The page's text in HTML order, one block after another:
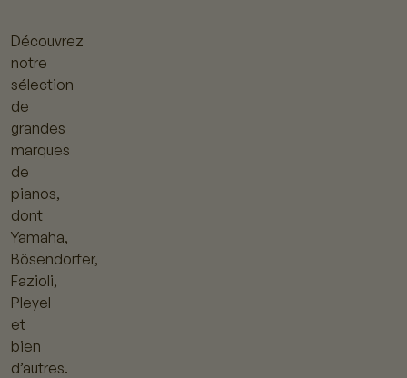
Découvrez
notre
sélection
de
grandes
marques
de
pianos,
dont
Yamaha,
Bösendorfer,
Fazioli,
Pleyel
et
bien
d’autres.